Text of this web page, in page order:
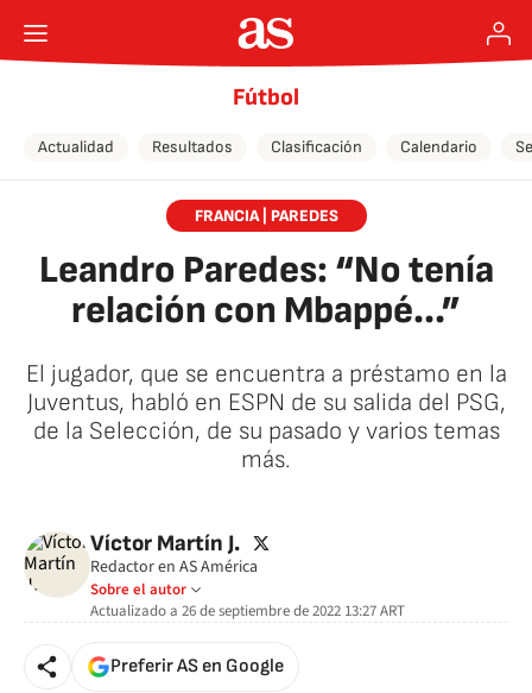
Fútbol
Actualidad Resultados Clasificación Calendario
FRANCIA | PAREDES
Leandro Paredes: “No tenía
relación con Mbappé...”
El jugador, que se encuentra a préstamo en la
Juventus, habló en ESPN de su salida del PSG,
de la Selección, de su pasado y varios temas
más.
Víctor Martín J. twitter
Redactor en AS América
Sobre el autor
Actualizado a 26 de septiembre de 2022 13:27ART
Preferir AS en Google